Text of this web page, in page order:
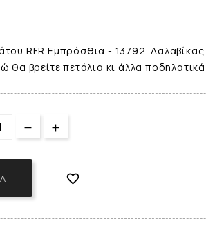
RFR Εμπρόσθια - 13792.
θα βρείτε πετάλια κι άλλα
